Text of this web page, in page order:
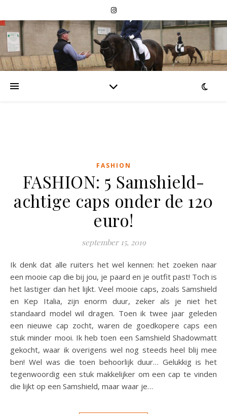
FASHION
FASHION: 5 Samshield-
achtige caps onder de 120
euro!
september 15, 2019
Ik denk dat alle ruiters het wel kennen: het zoeken naar
een mooie cap die bij jou, je paard en je outfit past! Toch is
het lastiger dan het lijkt. Veel mooie caps, zoals Samshield
en Kep Italia, zijn enorm duur, zeker als je niet het
standaard model wil dragen. Toen ik twee jaar geleden
een nieuwe cap zocht, waren de goedkopere caps een
stuk minder mooi. Ik heb toen een Samshield Shadowmatt
gekocht, waar ik overigens wel nog steeds heel blij mee
ben! Wel was die toen behoorlijk duur… Gelukkig is het
tegenwoordig een stuk makkelijker om een cap te vinden
die lijkt op een Samshield, maar waar je…